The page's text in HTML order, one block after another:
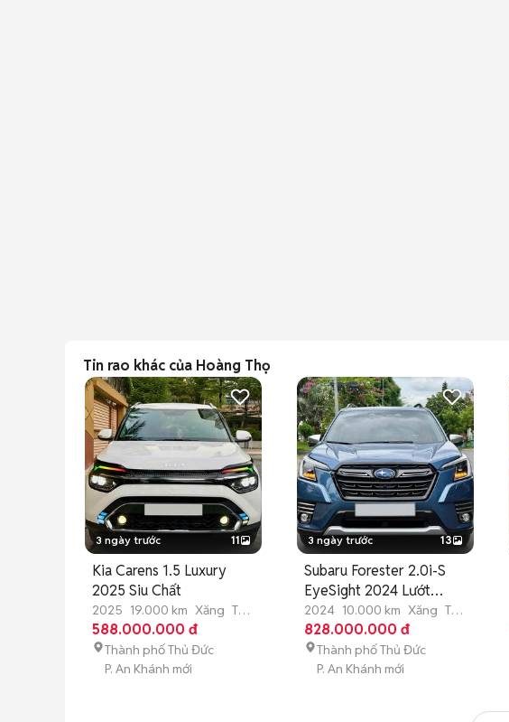
Tin rao khác của Hoàng Thọ
3 ngày trước 11
Kia Carens 1.5 Luxury
2025 Siu Chất
2025 19.000 km Xăng Tự
động
588.000.000 đ
Thành phố Thủ Đức
P. An Khánh mới
3 ngày trước 13
Subaru Forester 2.0i-S
EyeSight 2024 Lướt
10.000km
2024 10.000 km Xăng Tự
động
828.000.000 đ
Thành phố Thủ Đức
P. An Khánh mới